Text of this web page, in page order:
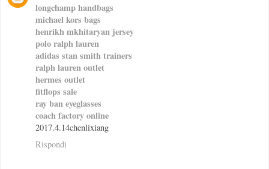
longchamp handbags
michael kors bags
henrikh mkhitaryan jersey
polo ralph lauren
adidas stan smith trainers
ralph lauren outlet
hermes outlet
fitflops sale
ray ban eyeglasses
coach factory online
2017.4.14chenlixiang
Rispondi